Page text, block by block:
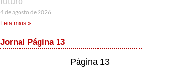
4 de agosto de 2026
Leia mais »
Jornal Página 13
Página 13